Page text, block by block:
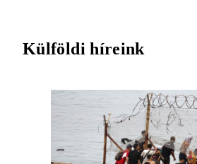
Külföldi híreink